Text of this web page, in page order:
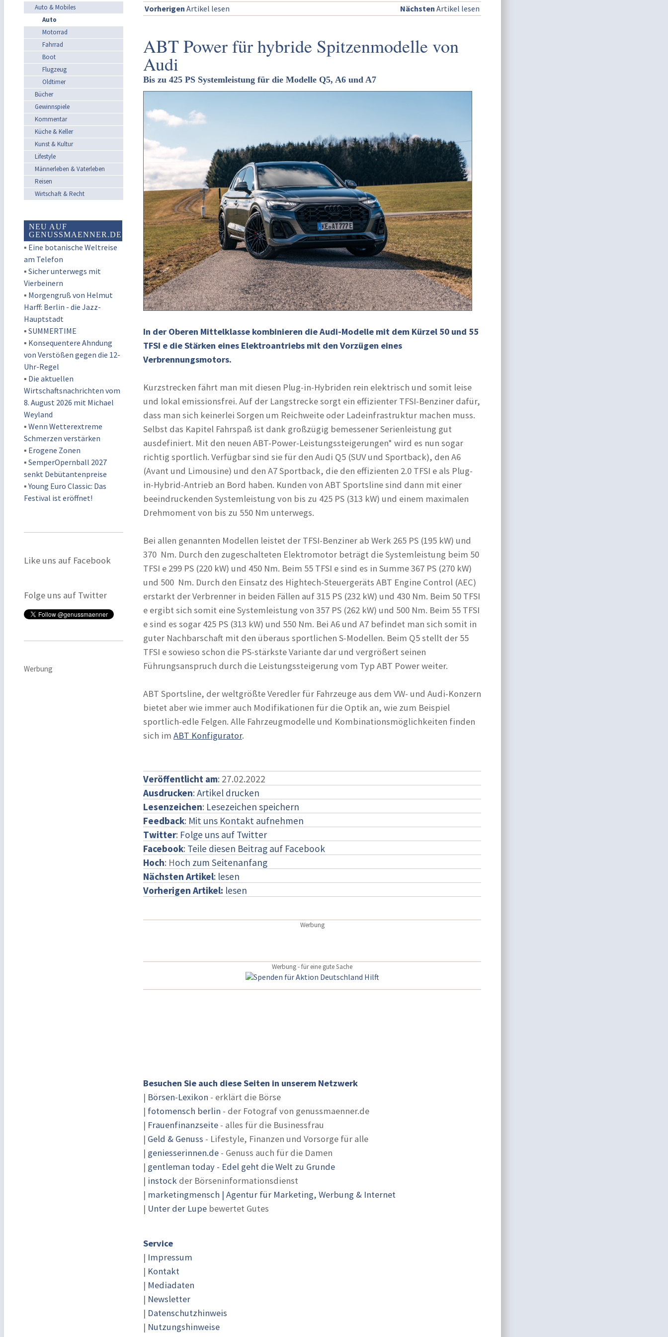
Auto & Mobiles
Auto
Motorrad
Fahrrad
Boot
Flugzeug
Oldtimer
Bücher
Gewinnspiele
Kommentar
Küche & Keller
Kunst & Kultur
Lifestyle
Männerleben & Vaterleben
Reisen
Wirtschaft & Recht
NEU AUF
GENUSSMAENNER.DE
▪ Eine botanische Weltreise
am Telefon
▪ Sicher unterwegs mit
Vierbeinern
▪ Morgengruß von Helmut
Harff: Berlin - die Jazz-
Hauptstadt
▪ SUMMERTIME
▪ Konsequentere Ahndung
von Verstößen gegen die 12-
Uhr-Regel
▪ Die aktuellen
Wirtschaftsnachrichten vom
8. August 2026 mit Michael
Weyland
▪ Wenn Wetterextreme
Schmerzen verstärken
▪ Erogene Zonen
▪ SemperOpernball 2027
senkt Debütantenpreise
▪Young Euro Classic: Das
Festival ist eröffnet!
Like uns auf Facebook
Folge uns auf Twitter
Werbung
Vorherigen Artikel lesen Nächsten Artikel lesen
ABT Power für hybride Spitzenmodelle von
Audi
Bis zu 425 PS Systemleistung für die Modelle Q5, A6 und A7
In der Oberen Mittelklasse kombinieren die Audi-Modelle mit dem Kürzel 50 und 55
TFSI e die Stärken eines Elektroantriebs mit den Vorzügen eines
Verbrennungsmotors.
Kurzstrecken fährt man mit diesen Plug-in-Hybriden rein elektrisch und somit leise
und lokal emissionsfrei. Auf der Langstrecke sorgt ein effizienter TFSI-Benziner dafür,
dass man sich keinerlei Sorgen um Reichweite oder Ladeinfrastruktur machen muss.
Selbst das Kapitel Fahrspaß ist dank großzügig bemessener Serienleistung gut
ausdefiniert. Mit den neuen ABT-Power-Leistungssteigerungen* wird es nun sogar
richtig sportlich. Verfügbar sind sie für den Audi Q5 (SUV und Sportback), den A6
(Avant und Limousine) und den A7 Sportback, die den effizienten 2.0 TFSI e als Plug-
in-Hybrid-Antrieb an Bord haben. Kunden von ABT Sportsline sind dann mit einer
beeindruckenden Systemleistung von bis zu 425 PS (313 kW) und einem maximalen
Drehmoment von bis zu 550 Nm unterwegs.
Bei allen genannten Modellen leistet der TFSI-Benziner ab Werk 265 PS (195 kW) und
370 Nm. Durch den zugeschalteten Elektromotor beträgt die Systemleistung beim 50
TFSI e 299 PS (220 kW) und 450 Nm. Beim 55 TFSI e sind es in Summe 367 PS (270 kW)
und 500 Nm. Durch den Einsatz des Hightech-Steuergeräts ABT Engine Control (AEC)
erstarkt der Verbrenner in beiden Fällen auf 315 PS (232 kW) und 430 Nm. Beim 50 TFSI
e ergibt sich somit eine Systemleistung von 357 PS (262 kW) und 500 Nm. Beim 55 TFSI
e sind es sogar 425 PS (313 kW) und 550 Nm. Bei A6 und A7 befindet man sich somit in
guter Nachbarschaft mit den überaus sportlichen S-Modellen. Beim Q5 stellt der 55
TFSI e sowieso schon die PS-stärkste Variante dar und vergrößert seinen
Führungsanspruch durch die Leistungssteigerung vom Typ ABT Power weiter.
ABT Sportsline, der weltgrößte Veredler für Fahrzeuge aus dem VW- und Audi-Konzern
bietet aber wie immer auch Modifikationen für die Optik an, wie zum Beispiel
sportlich-edle Felgen. Alle Fahrzeugmodelle und Kombinationsmöglichkeiten finden
sich im ABT Konfigurator.
Veröffentlicht am: 27.02.2022
Ausdrucken: Artikel drucken
Lesenzeichen: Lesezeichen speichern
Feedback: Mit uns Kontakt aufnehmen
Twitter: Folge uns auf Twitter
Facebook: Teile diesen Beitrag auf Facebook
Hoch: Hoch zum Seitenanfang
Nächsten Artikel: lesen
Vorherigen Artikel: lesen
Werbung
Werbung - für eine gute Sache
Besuchen Sie auch diese Seiten in unserem Netzwerk
| Börsen-Lexikon - erklärt die Börse
| fotomensch berlin - der Fotograf von genussmaenner.de
| Frauenfinanzseite - alles für die Businessfrau
| Geld & Genuss - Lifestyle, Finanzen und Vorsorge für alle
| geniesserinnen.de - Genuss auch für die Damen
| gentleman today - Edel geht die Welt zu Grunde
| instock der Börseninformationsdienst
| marketingmensch | Agentur für Marketing, Werbung & Internet
| Unter der Lupe bewertet Gutes
Service
| Impressum
| Kontakt
| Mediadaten
| Newsletter
| Datenschutzhinweis
| Nutzungshinweise